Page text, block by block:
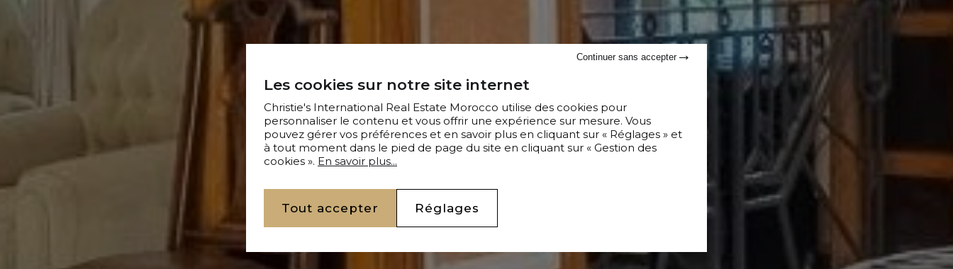
Les cookies sur notre site internet
Christie's International Real Estate Morocco utilise des cookies pour
personnaliser le contenu et vous offrir une expérience sur mesure. Vous
pouvez gérer vos préférences et en savoir plus en cliquant sur « Réglages » et
à tout moment dans le pied de page du site en cliquant sur « Gestion des
cookies ». En savoir plus...
Tout accepter Réglages
Continuer sans accepter